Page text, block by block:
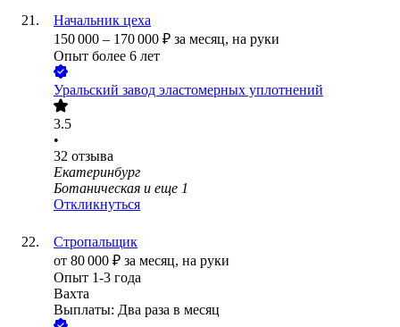
Начальник цеха
150 000 – 170 000 ₽ за месяц, на руки
Опыт более 6 лет
Уральский завод эластомерных уплотнений
3.5
•
32 отзыва
Екатеринбург
Ботаническая и еще 1
Откликнуться
Стропальщик
от 80 000 ₽ за месяц, на руки
Опыт 1-3 года
Вахта
Выплаты: Два раза в месяц